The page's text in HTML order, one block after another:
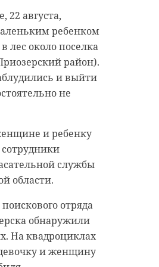
22 августа,
ребенком
лес около поселка
район).
и выйти
не
и ребенку
службы
области.
отряда
обнаружили
На квадроциклах
и женщину
23 августа, в
области будет
о том, что в
пройдут
умеренные
и утром в
ожидается
в ночное
от +7 до
время воздух
до +16°.
области западный,
СПб и России" в
"ВКонтакте"
снимки милых
учатся
жизни.
что на фото слеток
удалось
Всеволожском
пользователи
виду
их цепким